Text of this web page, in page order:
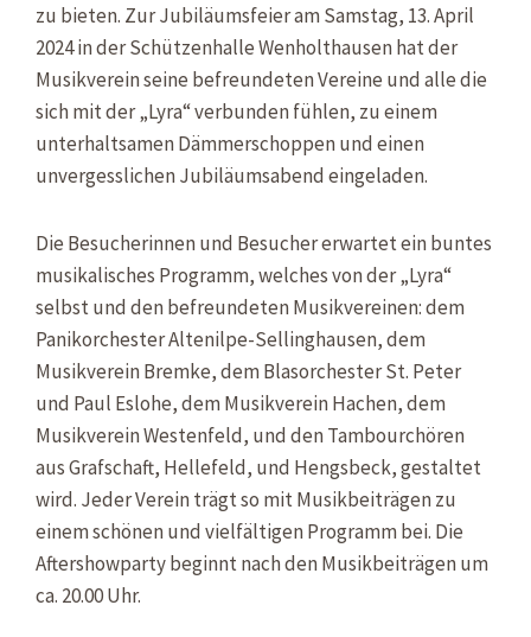
zu bieten. Zur Jubiläumsfeier am Samstag, 13. April
2024 in der Schützenhalle Wenholthausen hat der
Musikverein seine befreundeten Vereine und alle die
sich mit der „Lyra“ verbunden fühlen, zu einem
unterhaltsamen Dämmerschoppen und einen
unvergesslichen Jubiläumsabend eingeladen.
Die Besucherinnen und Besucher erwartet ein buntes
musikalisches Programm, welches von der „Lyra“
selbst und den befreundeten Musikvereinen: dem
Panikorchester Altenilpe-Sellinghausen, dem
Musikverein Bremke, dem Blasorchester St. Peter
und Paul Eslohe, dem Musikverein Hachen, dem
Musikverein Westenfeld, und den Tambourchören
aus Grafschaft, Hellefeld, und Hengsbeck, gestaltet
wird. Jeder Verein trägt so mit Musikbeiträgen zu
einem schönen und vielfältigen Programm bei. Die
Aftershowparty beginnt nach den Musikbeiträgen um
ca. 20.00 Uhr.